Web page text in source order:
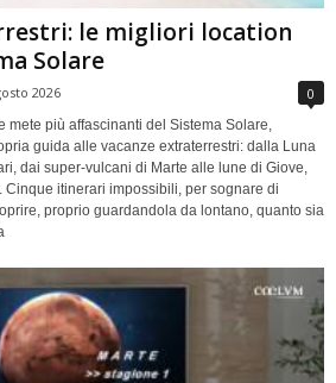
le migliori location
Solare
2026 0
mete più affascinanti del Sistema Solare,
guida alle vacanze extraterrestri: dalla Luna
dai super-vulcani di Marte alle lune di Giove,
Cinque itinerari impossibili, per sognare di
proprio guardandola da lontano, quanto sia